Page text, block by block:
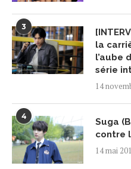
3
la
l’aube
série
14
4
Suga
contre
14 mai